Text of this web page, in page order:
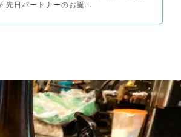
先日パートナーのお誕...